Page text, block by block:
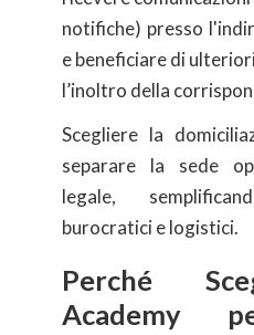
notifiche) presso
e beneficiare di
l’inoltro della
Scegliere la
separare la sede
legale,
burocratici e logistici.
Perché
Academy